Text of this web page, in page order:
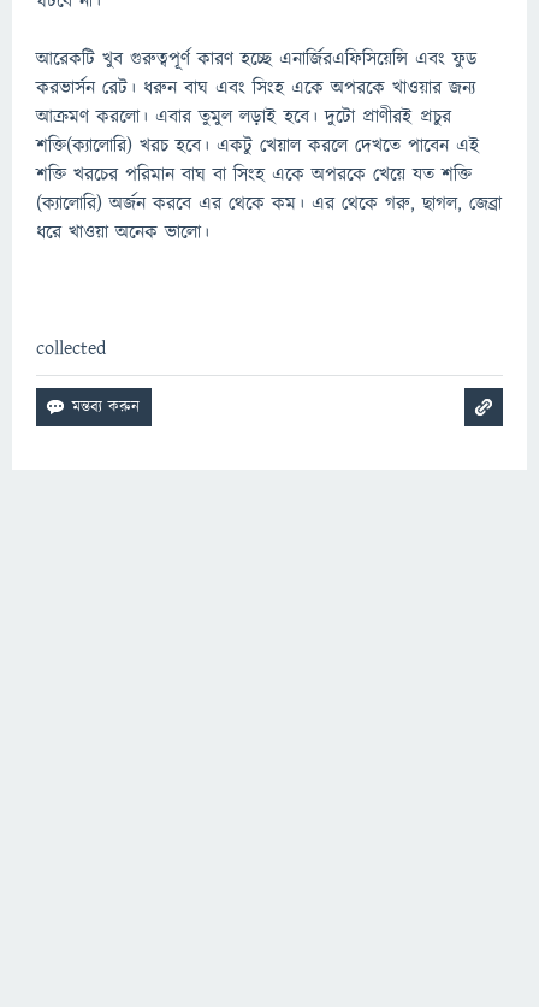
আরেকটি খুব গুরুত্বপূর্ণ কারণ হচ্ছে এনার্জিরএফিসিয়েন্সি এবং ফুড
করভার্সন রেট। ধরুন বাঘ এবং সিংহ একে অপরকে খাওয়ার জন্য
আক্রমণ করলো। এবার তুমুল লড়াই হবে। দুটো প্রাণীরই প্রচুর
শক্তি(ক্যালোরি) খরচ হবে। একটু খেয়াল করলে দেখতে পাবেন এই
শক্তি খরচের পরিমান বাঘ বা সিংহ একে অপরকে খেয়ে যত শক্তি
(ক্যালোরি) অর্জন করবে এর থেকে কম। এর থেকে গরু, ছাগল, জেব্রা
ধরে খাওয়া অনেক ভালো।
collected